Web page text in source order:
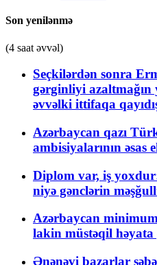
Son yenilənmə
(4 saat əvvəl)
Seçkilərdən sonra
gərginliyi azaltmağın
əvvəlki ittifaqa
Azərbaycan qazı
ambisiyalarının əsas
Diplom var, iş
niyə gənclərin
Azərbaycan
lakin müstəqil həyata
Ənənəvi bazarlar